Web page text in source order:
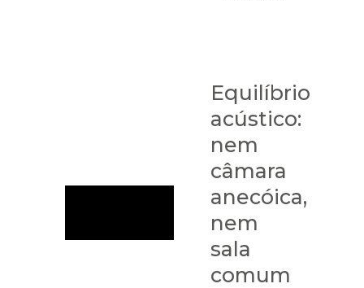
Equilíbrio
acústico:
nem
câmara
anecóica,
nem
sala
comum